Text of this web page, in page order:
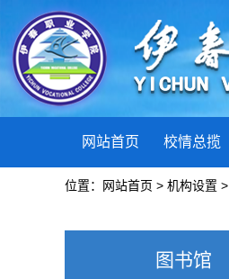
网站首页 校情总揽
位置： 网站首页 > 机构设置 >
图书馆